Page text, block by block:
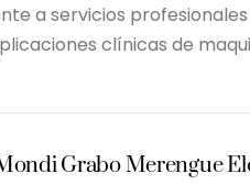
a servicios
clínicas de
Grabo Merengue